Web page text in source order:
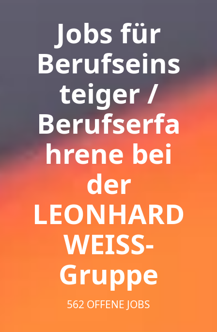
Jobs für
Berufseins
teiger /
Berufserfa
hrene bei
der
LEONHARD
WEISS-
Gruppe
562 OFFENE JOBS